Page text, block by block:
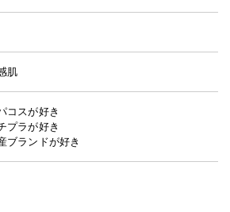
肌
コスが好き
プラが好き
ブランドが好き